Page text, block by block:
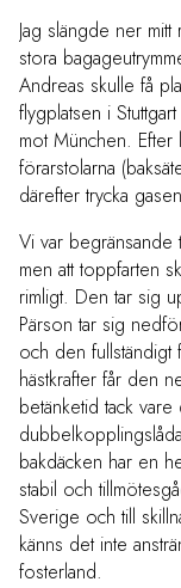
Jag slängde ner
stora
Andreas skulle få
flygplatsen i
mot München.
förarstolarna
därefter trycka
Vi var
men att toppfarten
rimligt. Den tar sig
Pärson tar sig
och den fullständigt
hästkrafter får den
betänketid tack
bakdäcken har en
stabil och
Sverige och till
känns det inte
fosterland.